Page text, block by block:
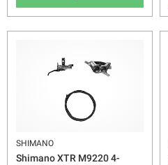
SHIMANO
Shimano XTR M9220 4-